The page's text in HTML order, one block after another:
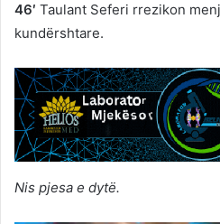
46′ Taulant Seferi rrezikon
kundërshtare.
Nis pjesa e dytë.